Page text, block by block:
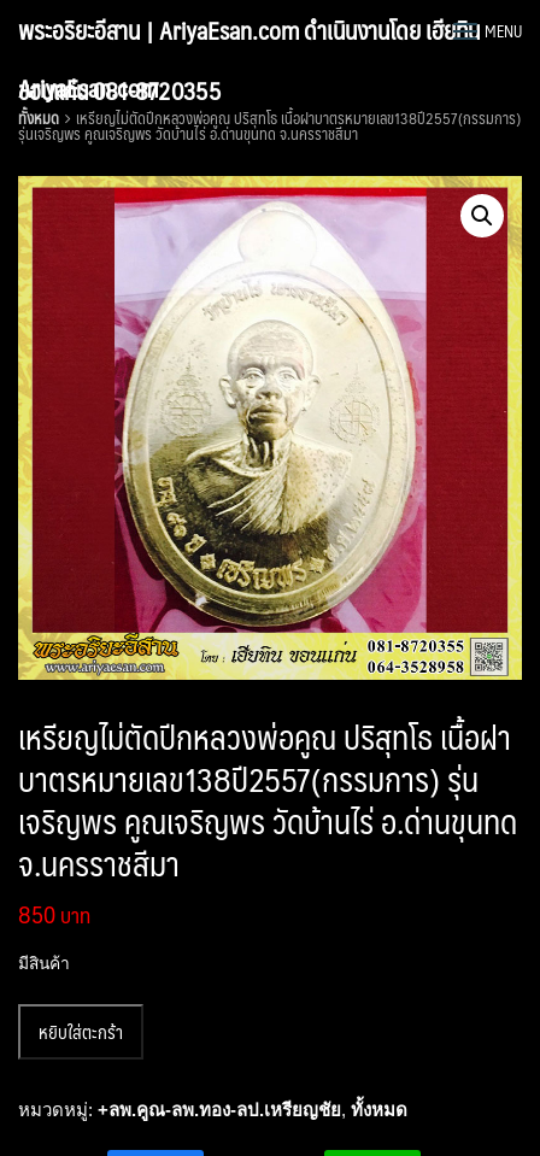
พระอริยะอีสาน | AriyaEsan.com ดำเนินงานโดย เฮียทิน
ขอนแก่น 081-8720355
MENU
AriyaEsan.com
ทั้งหมด เหรียญไม่ตัดปีกหลวงพ่อคูณ ปริสุทโธ เนื้อฝาบาตรหมายเลข138ปี2557(กรรมการ)
รุ่นเจริญพร คูณ​เจริญพร วัดบ้านไร่ อ.ด่านขุนทด จ.นครราชสีมา
เหรียญไม่ตัดปีกหลวงพ่อคูณ ปริสุทโธ เนื้อฝา
บาตรหมายเลข138ปี2557(กรรมการ) รุ่น
เจริญพร คูณ​เจริญพร วัดบ้านไร่ อ.ด่านขุนทด
จ.นครราชสีมา
850
มีสินค้า
เหรียญ
ตัด
หยิบใส่ตะกร้า
หมวดหมู่: +ลพ.คูณ-ลพ.ทอง-ลป.เหรียญชัย, ทั้งหมด